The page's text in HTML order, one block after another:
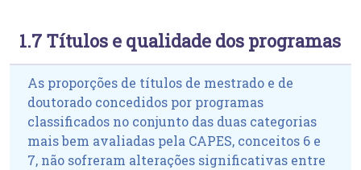
1.7 Títulos e qualidade dos programas
As proporções de títulos de mestrado e de
doutorado concedidos por programas
classificados no conjunto das duas categorias
mais bem avaliadas pela CAPES, conceitos 6 e
7, não sofreram alterações significativas entre